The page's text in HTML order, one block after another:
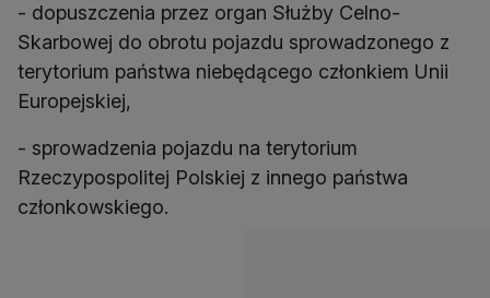
- dopuszczenia przez organ Służby Celno-
Skarbowej do obrotu pojazdu sprowadzonego z
terytorium państwa niebędącego członkiem Unii
Europejskiej,
- sprowadzenia pojazdu na terytorium
Rzeczypospolitej Polskiej z innego państwa
członkowskiego.